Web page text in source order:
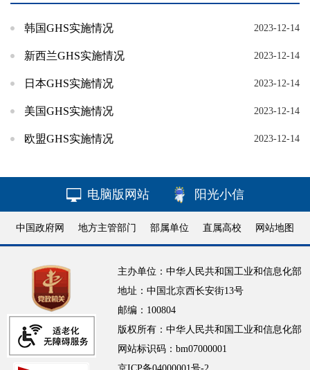
韩国GHS实施情况 2023-12-14
新西兰GHS实施情况 2023-12-14
日本GHS实施情况 2023-12-14
美国GHS实施情况 2023-12-14
欧盟GHS实施情况 2023-12-14
电脑版网站 阳光小信
中国政府网 地方主管部门 部属单位 直属高校 网站地图
主办单位：中华人民共和国工业和信息化部
地址：中国北京西长安街13号
邮编：100804
版权所有：中华人民共和国工业和信息化部
网站标识码：bm07000001